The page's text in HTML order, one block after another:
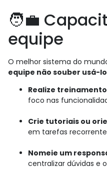
🧑‍💼
equipe
O melhor sistema do
equipe não souber usá-
Realize
foco nas
Crie tutoriais ou
em tarefas
Nomeie um
centralizar dúvidas e